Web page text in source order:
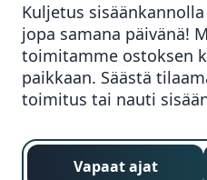
Kuljetus
jopa samana päivänä!
toimitamme ostoksen
paikkaan. Säästä
toimitus tai nauti
Vapaat ajat